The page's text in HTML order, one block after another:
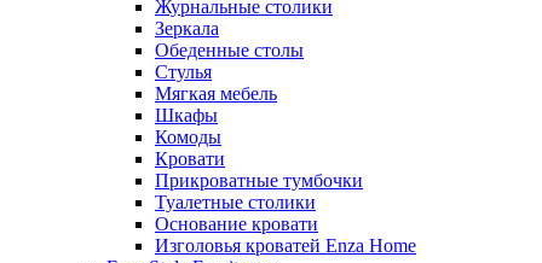
Журнальные столики
Зеркала
Обеденные столы
Стулья
Мягкая мебель
Шкафы
Комоды
Кровати
Прикроватные тумбочки
Туалетные столики
Основание кровати
Изголовья кроватей Enza Home